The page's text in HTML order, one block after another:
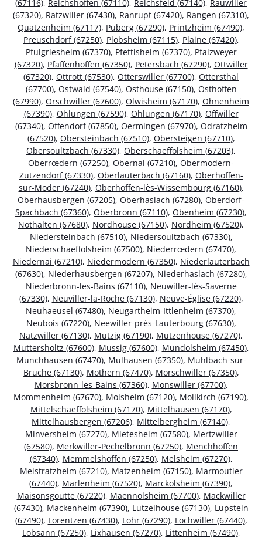
(67116), Reichshoffen (67110), Reichsfeld (67140), Rauwiller
(67320), Ratzwiller (67430), Ranrupt (67420), Rangen (67310),
Quatzenheim (67117), Puberg (67290), Printzheim (67490),
Preuschdorf (67250), Plobsheim (67115), Plaine (67420),
Pfulgriesheim (67370), Pfettisheim (67370), Pfalzweyer
(67320), Pfaffenhoffen (67350), Petersbach (67290), Ottwiller
(67320), Ottrott (67530), Otterswiller (67700), Ottersthal
(67700), Ostwald (67540), Osthouse (67150), Osthoffen
(67990), Orschwiller (67600), Olwisheim (67170), Ohnenheim
(67390), Ohlungen (67590), Ohlungen (67170), Offwiller
(67340), Offendorf (67850), Oermingen (67970), Odratzheim
(67520), Obersteinbach (67510), Obersteigen (67710),
Obersoultzbach (67330), Oberschaeffolsheim (67203),
Oberrœdern (67250), Obernai (67210), Obermodern-
Zutzendorf (67330), Oberlauterbach (67160), Oberhoffen-
sur-Moder (67240), Oberhoffen-lès-Wissembourg (67160),
Oberhausbergen (67205), Oberhaslach (67280), Oberdorf-
Spachbach (67360), Oberbronn (67110), Obenheim (67230),
Nothalten (67680), Nordhouse (67150), Nordheim (67520),
Niedersteinbach (67510), Niedersoultzbach (67330),
Niederschaeffolsheim (67500), Niederrœdern (67470),
Niedernai (67210), Niedermodern (67350), Niederlauterbach
(67630), Niederhausbergen (67207), Niederhaslach (67280),
Niederbronn-les-Bains (67110), Neuwiller-lès-Saverne
(67330), Neuviller-la-Roche (67130), Neuve-Église (67220),
Neuhaeusel (67480), Neugartheim-Ittlenheim (67370),
Neubois (67220), Neewiller-près-Lauterbourg (67630),
Natzwiller (67130), Mutzig (67190), Mutzenhouse (67270),
Muttersholtz (67600), Mussig (67600), Mundolsheim (67450),
Munchhausen (67470), Mulhausen (67350), Muhlbach-sur-
Bruche (67130), Mothern (67470), Morschwiller (67350),
Morsbronn-les-Bains (67360), Monswiller (67700),
Mommenheim (67670), Molsheim (67120), Mollkirch (67190),
Mittelschaeffolsheim (67170), Mittelhausen (67170),
Mittelhausbergen (67206), Mittelbergheim (67140),
Minversheim (67270), Mietesheim (67580), Mertzwiller
(67580), Merkwiller-Pechelbronn (67250), Menchhoffen
(67340), Memmelshoffen (67250), Melsheim (67270),
Meistratzheim (67210), Matzenheim (67150), Marmoutier
(67440), Marlenheim (67520), Marckolsheim (67390),
Maisonsgoutte (67220), Maennolsheim (67700), Mackwiller
(67430), Mackenheim (67390), Lutzelhouse (67130), Lupstein
(67490), Lorentzen (67430), Lohr (67290), Lochwiller (67440),
Lobsann (67250), Lixhausen (67270), Littenheim (67490),